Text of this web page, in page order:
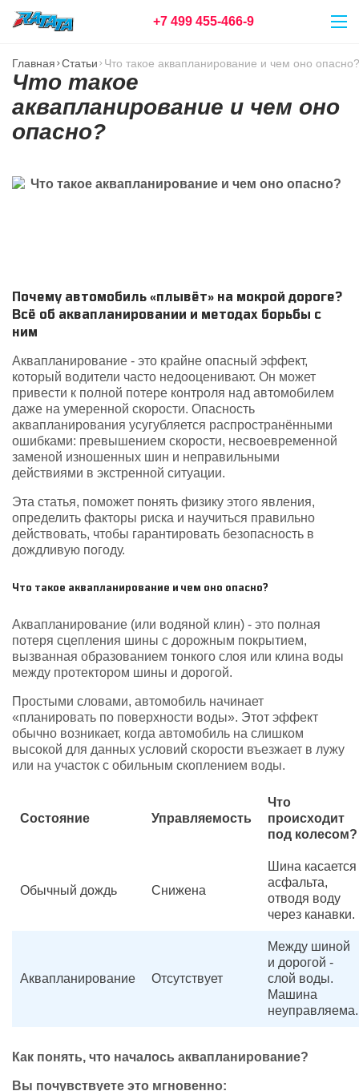
+7 499 455-466-9
Главная Статьи Что такое аквапланирование и чем оно опасно?
Что такое
аквапланирование и чем оно
опасно?
Почему автомобиль «плывёт» на мокрой дороге?
Всё об аквапланировании и методах борьбы с
ним
Аквапланирование - это крайне опасный эффект,
который водители часто недооценивают. Он может
привести к полной потере контроля над автомобилем
даже на умеренной скорости. Опасность
аквапланирования усугубляется распространёнными
ошибками: превышением скорости, несвоевременной
заменой изношенных шин и неправильными
действиями в экстренной ситуации.
Эта статья, поможет понять физику этого явления,
определить факторы риска и научиться правильно
действовать, чтобы гарантировать безопасность в
дождливую погоду.
Что такое аквапланирование и чем оно опасно?
Аквапланирование (или водяной клин) - это полная
потеря сцепления шины с дорожным покрытием,
вызванная образованием тонкого слоя или клина воды
между протектором шины и дорогой.
Простыми словами, автомобиль начинает
«планировать по поверхности воды». Этот эффект
обычно возникает, когда автомобиль на слишком
высокой для данных условий скорости въезжает в лужу
или на участок с обильным скоплением воды.
Состояние Управляемость
Что
происходит
под колесом?
Обычный дождь Снижена
Шина касается
асфальта,
отводя воду
через канавки.
Аквапланирование Отсутствует
Между шиной
и дорогой -
слой воды.
Машина
неуправляема.
Как понять, что началось аквапланирование?
Вы почувствуете это мгновенно: